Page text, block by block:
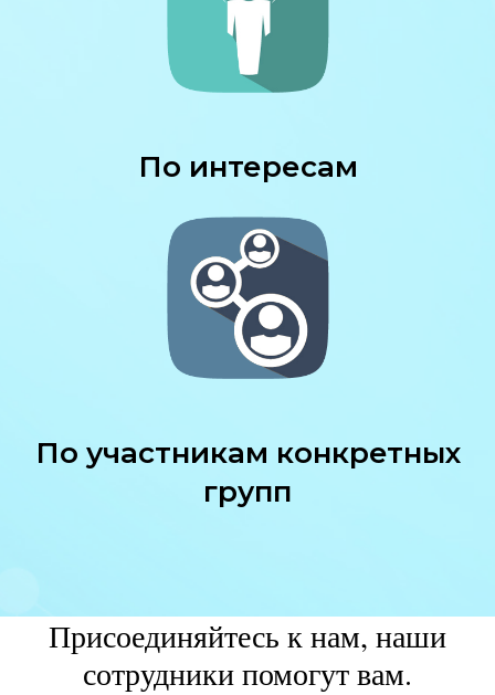
По интересам
По участникам конкретных
групп
Присоединяйтесь к нам, наши
сотрудники помогут вам.